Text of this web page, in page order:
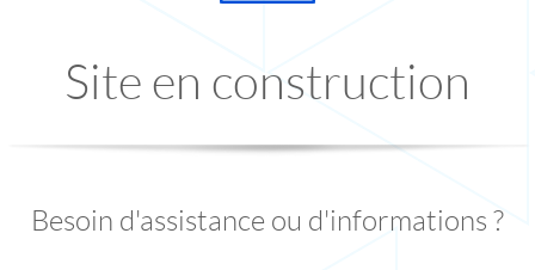
Site en construction
Besoin d'assistance ou d'informations ?